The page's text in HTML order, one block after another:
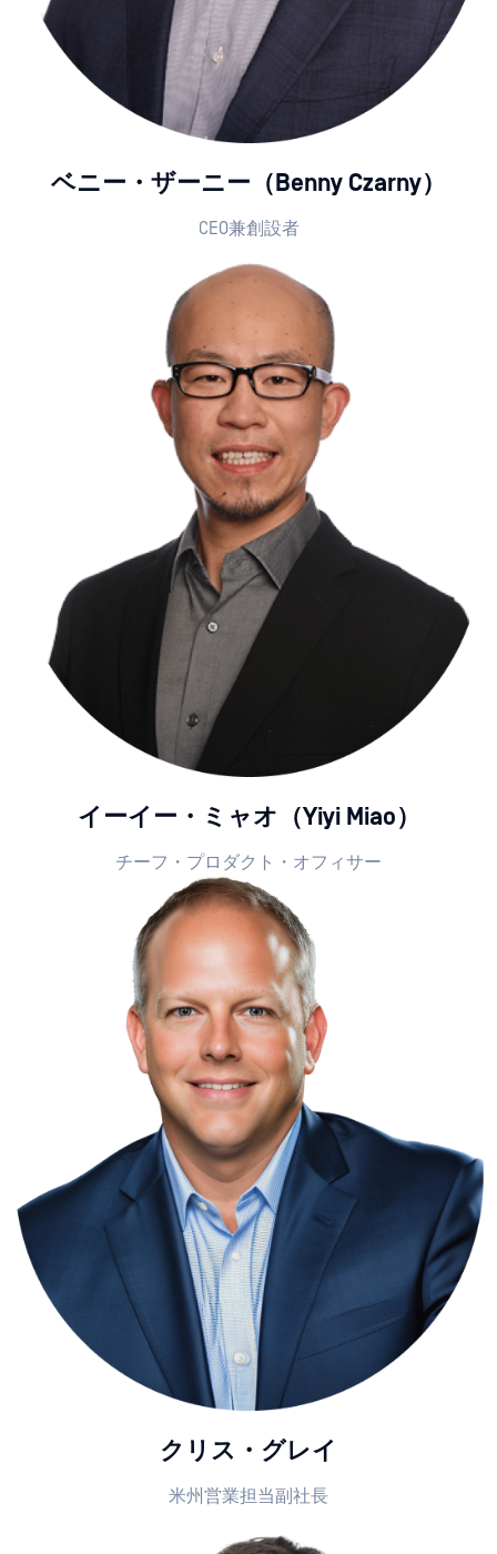
ベニー・ザーニー（Benny Czarny）
CEO兼創設者
イーイー・ミャオ（Yiyi Miao）
チーフ・プロダクト・オフィサー
クリス・グレイ
米州営業担当副社長